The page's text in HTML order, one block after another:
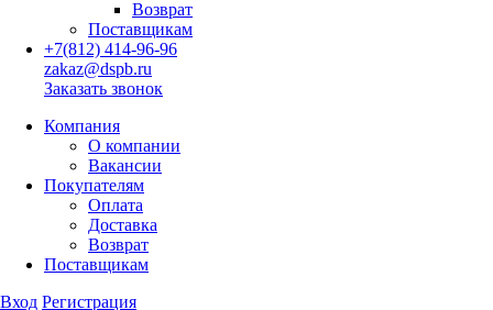
Возврат
Поставщикам
+7(812) 414-96-96
zakaz@dspb.ru
Заказать звонок
Компания
О компании
Вакансии
Покупателям
Оплата
Доставка
Возврат
Поставщикам
Вход Регистрация